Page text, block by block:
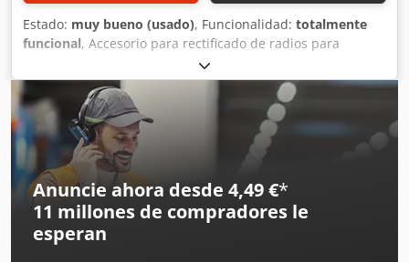
Estado: muy bueno (usado), Funcionalidad: totalmente
funcional, Accesorio para rectificado de radios para
DECKEL S11 – Ref. ISOG: 2601X00. Djdpfx Aozkur Heh Dowa
Anuncie ahora desde 4,49 €*
11 millones de compradores le
esperan